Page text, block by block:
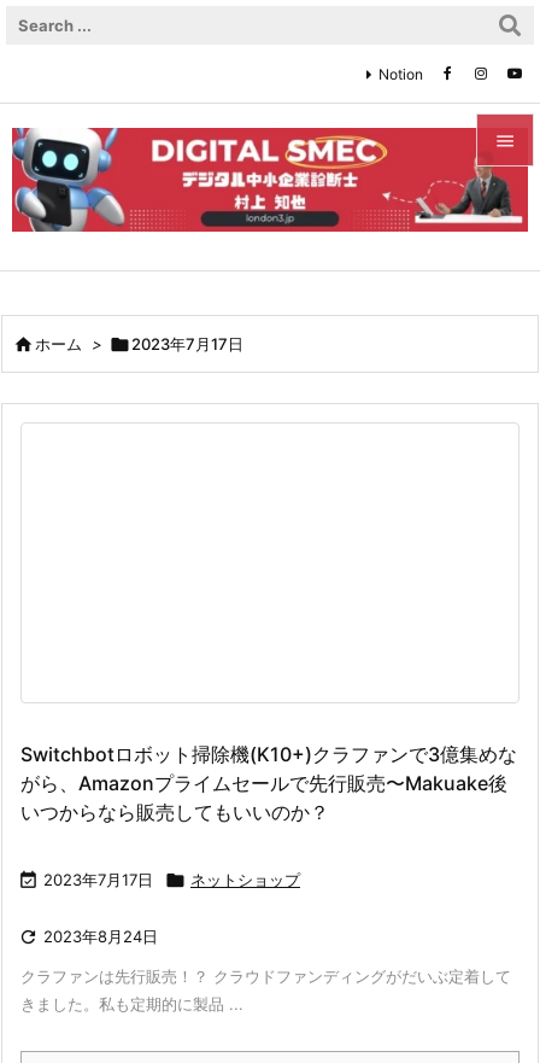


メニュ


次へ
Notion
ホーム > 2023年7月17日
Switchbotロボット掃除機(K10+)クラファンで3億集めな
がら、Amazonプライムセールで先行販売〜Makuake後
いつからなら販売してもいいのか？
 2023年7月17日  ネットショップ
 2023年8月24日
クラファンは先行販売！？ クラウドファンディングがだいぶ定着して
きました。私も定期的に製品 ...